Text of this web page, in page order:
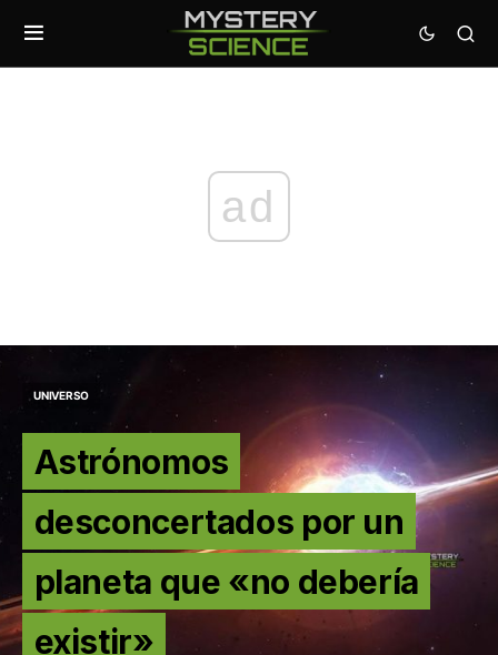
ad
UNIVERSO
Astrónomos
desconcertados por un
planeta que «no debería
existir»